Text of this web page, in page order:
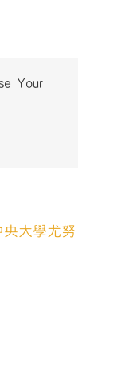
經
Your
央大學尤努